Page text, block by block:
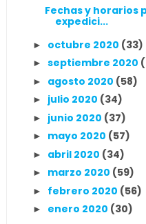
Fechas y horarios
expedici...
► octubre 2020 (33)
► septiembre 2020
► agosto 2020 (58)
► julio 2020 (34)
► junio 2020 (37)
► mayo 2020 (57)
► abril 2020 (34)
► marzo 2020 (59)
► febrero 2020 (56)
► enero 2020 (30)